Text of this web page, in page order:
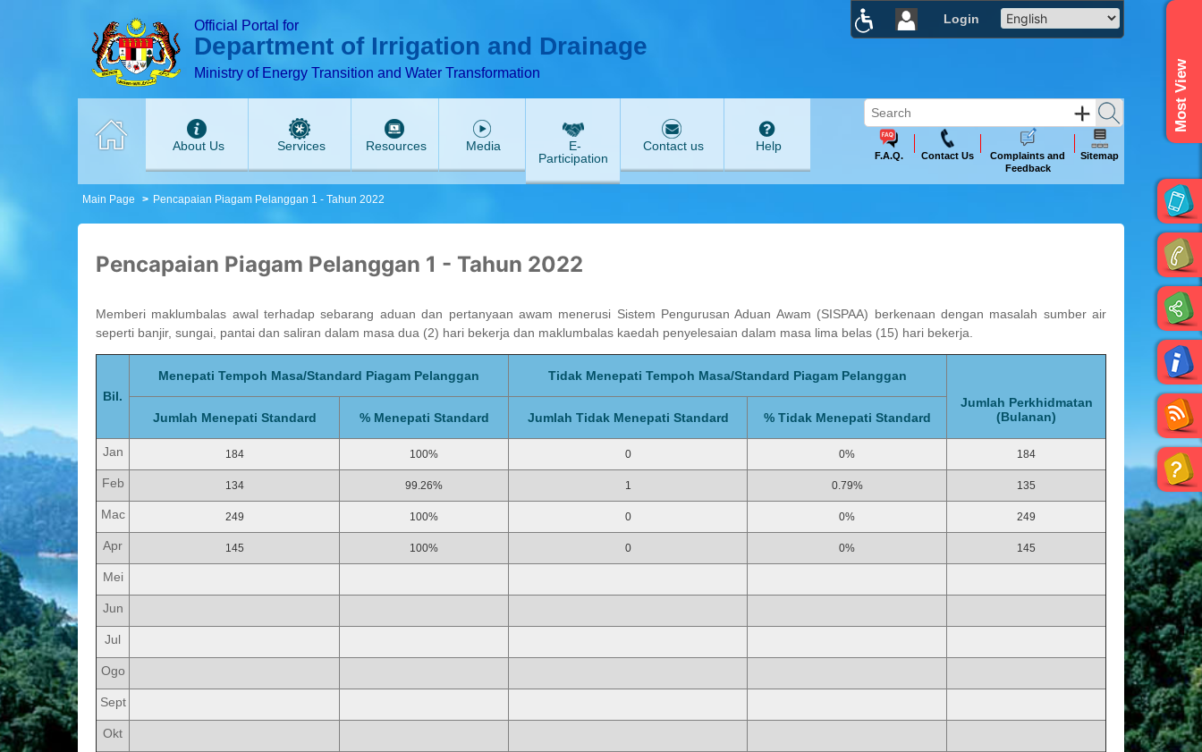
Login
T T
Official Portal for
Department of Irrigation and Drainage
Ministry of Energy Transition and Water Transformation Most View
About Us Services Resources Media
E-
Participation
Contact us Help
F.A.Q. Contact Us
Complaints and
Feedback
Sitemap
Main Page Pencapaian Piagam Pelanggan 1 - Tahun 2022
Pencapaian Piagam Pelanggan 1 - Tahun 2022
Memberi maklumbalas awal terhadap sebarang aduan dan pertanyaan awam menerusi Sistem Pengurusan Aduan Awam (SISPAA) berkenaan dengan masalah sumber air
seperti banjir, sungai, pantai dan saliran dalam masa dua (2) hari bekerja dan maklumbalas kaedah penyelesaian dalam masa lima belas (15) hari bekerja.
Bil.
Menepati Tempoh Masa/Standard Piagam Pelanggan
Tidak Menepati Tempoh Masa/Standard Piagam Pelanggan
Jumlah Perkhidmatan
(Bulanan)
Jumlah Menepati Standard % Menepati Standard Jumlah Tidak Menepati Standard % Tidak Menepati Standard
Jan 184 100% 0 0% 184
Feb 134 99.26% 1 0.79% 135
Mac 249 100% 0 0% 249
Apr 145 100% 0 0% 145
Mei
Jun
Jul
Ogo
Sept
Okt